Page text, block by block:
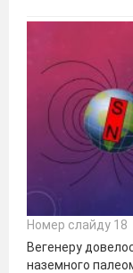
Номер слайду 18
Вегенеру
наземного